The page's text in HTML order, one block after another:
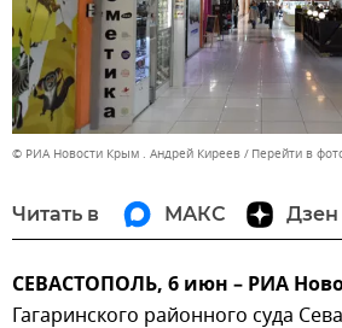
© РИА Новости Крым . Андрей Киреев Перейти в
Читать в МАКС Дзен
СЕВАСТОПОЛЬ, 6 июн – РИА
Гагаринского районного суда